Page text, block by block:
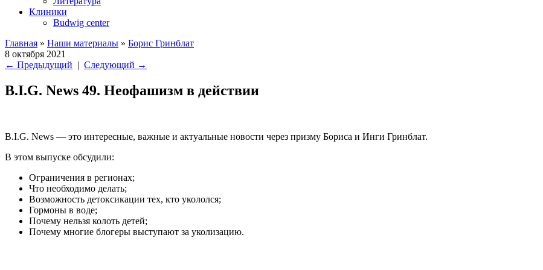
Клиники
Budwig center
Главная » Наши материалы » Борис Гринблат
8 октября 2021
← Предыдущий | Следующий →
B.I.G. News 49. Неофашизм в действии
B.I.G. News — это интересные, важные и актуальные новости через призму Бориса и Инги Гринблат.
В этом выпуске обсудили:
Ограничения в регионах;
Что необходимо делать;
Возможность детоксикации тех, кто укололся;
Гормоны в воде;
Почему нельзя колоть детей;
Почему многие блогеры выступают за уколизацию.